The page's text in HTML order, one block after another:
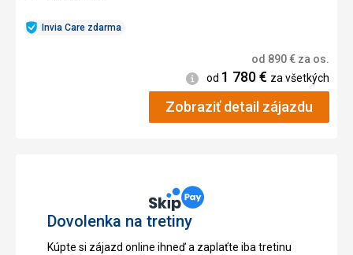
Invia Care zdarma
od 890€ za os.
Informácie
od 1 780€ za všetkých
Zobraziť detail zájazdu
Dovolenka na tretiny
Kúpte si zájazd online ihneď a zaplaťte iba tretinu